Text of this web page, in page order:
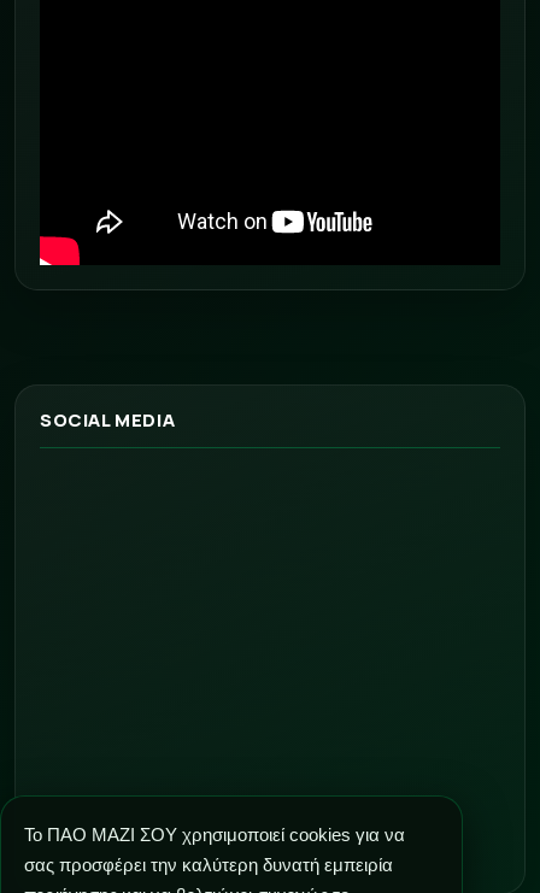
Το ΠΑΟ ΜΑΖΙ ΣΟΥ χρησιμοποιεί cookies για να
σας προσφέρει την καλύτερη δυνατή εμπειρία
SOCIAL MEDIA